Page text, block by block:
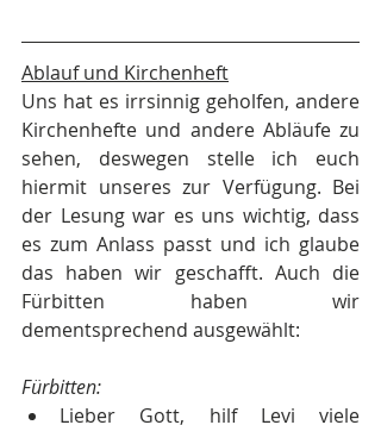
Ablauf und Kirchenheft
Uns hat es irrsinnig geholfen, andere
Kirchenhefte und andere Abläufe zu
sehen, deswegen stelle ich euch
hiermit unseres zur Verfügung. Bei
der Lesung war es uns wichtig, dass
es zum Anlass passt und ich glaube
das haben wir geschafft. Auch die
Fürbitten haben wir
dementsprechend ausgewählt:
Fürbitten:
Lieber Gott, hilf Levi viele